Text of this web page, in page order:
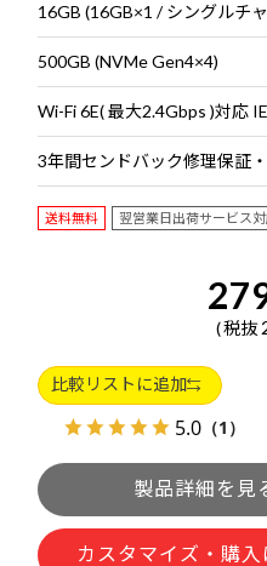
16GB (16GB×1 / シングルチ
500GB (NVMe Gen4×4)
送料無料 翌営業日出荷サービス
税抜
比較リストに追加
5.0 （1）
カスタマイズ・購入